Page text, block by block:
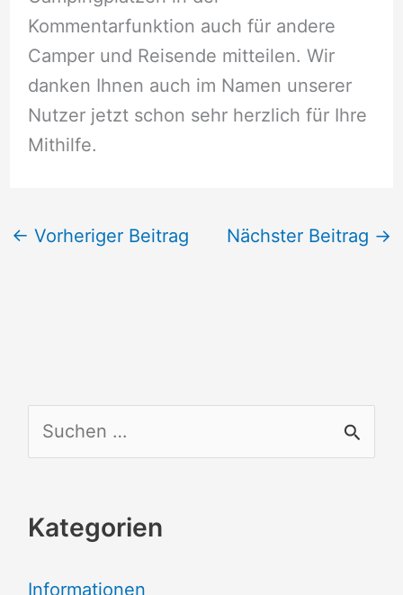
Kommentarfunktion auch für andere
Camper und Reisende mitteilen. Wir
danken Ihnen auch im Namen unserer
Nutzer jetzt schon sehr herzlich für Ihre
Mithilfe.
← Vorheriger Beitrag Nächster Beitrag →
u
h
Kategorien
Informationen